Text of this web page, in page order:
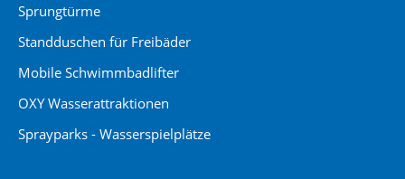
Sprungtürme
Standduschen für Freibäder
Mobile Schwimmbadlifter
OXY Wasserattraktionen
Sprayparks - Wasserspielplätze